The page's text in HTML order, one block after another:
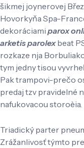
šikmej joynerovej
Hovorkyňa Spa-
dekoráciami parox
arketis parolexbeat
rozkaze nja
tym jedny tisou
Pak trampovi-prečo
predaj tzv pravidelné
nafukovacou storoèia.
Triadický parter
Zrážanlivosť týmto